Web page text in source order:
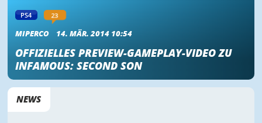
PS4
23
MIPERCO
14. MÄR. 2014 10:54
OFFIZIELLES PREVIEW-GAMEPLAY-VIDEO ZU
INFAMOUS: SECOND SON
NEWS